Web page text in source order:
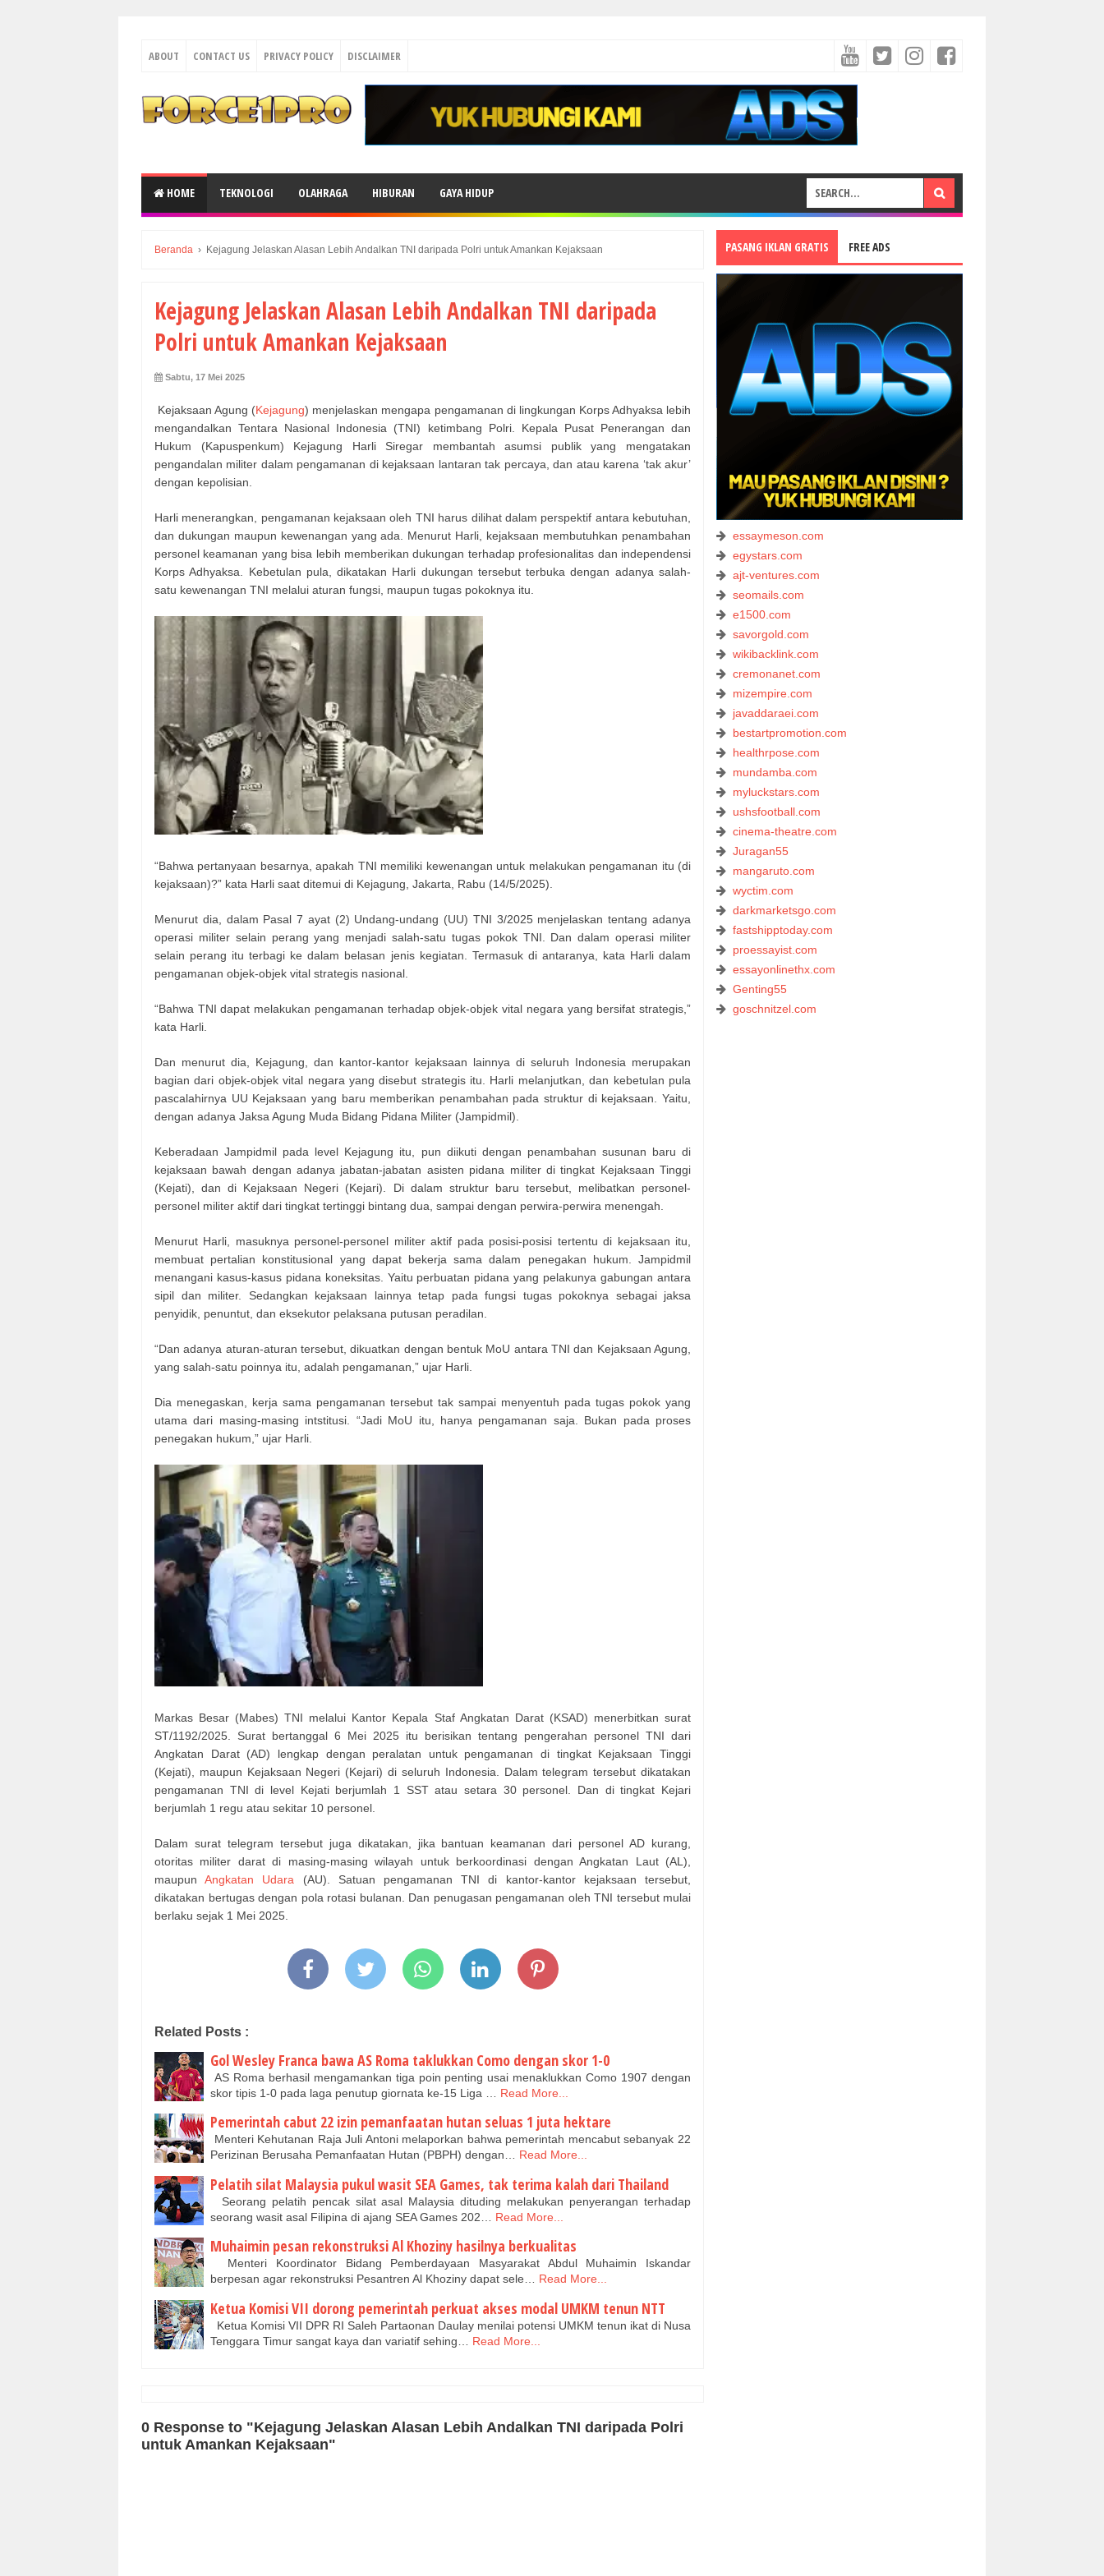
ABOUT CONTACT US PRIVACY POLICY DISCLAIMER
HOME TEKNOLOGI OLAHRAGA HIBURAN GAYA HIDUP
Beranda › Kejagung Jelaskan Alasan Lebih Andalkan TNI daripada Polri untuk Amankan Kejaksaan
Kejagung Jelaskan Alasan Lebih Andalkan TNI daripada
Polri untuk Amankan Kejaksaan
Sabtu, 17 Mei 2025
Kejaksaan Agung (Kejagung) menjelaskan mengapa pengamanan di lingkungan Korps Adhyaksa lebih
mengandalkan Tentara Nasional Indonesia (TNI) ketimbang Polri. Kepala Pusat Penerangan dan
Hukum (Kapuspenkum) Kejagung Harli Siregar membantah asumsi publik yang mengatakan
pengandalan militer dalam pengamanan di kejaksaan lantaran tak percaya, dan atau karena ‘tak akur’
dengan kepolisian.
Harli menerangkan, pengamanan kejaksaan oleh TNI harus dilihat dalam perspektif antara kebutuhan,
dan dukungan maupun kewenangan yang ada. Menurut Harli, kejaksaan membutuhkan penambahan
personel keamanan yang bisa lebih memberikan dukungan terhadap profesionalitas dan independensi
Korps Adhyaksa. Kebetulan pula, dikatakan Harli dukungan tersebut terbuka dengan adanya salah-
satu kewenangan TNI melalui aturan fungsi, maupun tugas pokoknya itu.
“Bahwa pertanyaan besarnya, apakah TNI memiliki kewenangan untuk melakukan pengamanan itu (di
kejaksaan)?” kata Harli saat ditemui di Kejagung, Jakarta, Rabu (14/5/2025).
Menurut dia, dalam Pasal 7 ayat (2) Undang-undang (UU) TNI 3/2025 menjelaskan tentang adanya
operasi militer selain perang yang menjadi salah-satu tugas pokok TNI. Dan dalam operasi militer
selain perang itu terbagi ke dalam belasan jenis kegiatan. Termasuk di antaranya, kata Harli dalam
pengamanan objek-objek vital strategis nasional.
“Bahwa TNI dapat melakukan pengamanan terhadap objek-objek vital negara yang bersifat strategis,”
kata Harli.
Dan menurut dia, Kejagung, dan kantor-kantor kejaksaan lainnya di seluruh Indonesia merupakan
bagian dari objek-objek vital negara yang disebut strategis itu. Harli melanjutkan, dan kebetulan pula
pascalahirnya UU Kejaksaan yang baru memberikan penambahan pada struktur di kejaksaan. Yaitu,
dengan adanya Jaksa Agung Muda Bidang Pidana Militer (Jampidmil).
Keberadaan Jampidmil pada level Kejagung itu, pun diikuti dengan penambahan susunan baru di
kejaksaan bawah dengan adanya jabatan-jabatan asisten pidana militer di tingkat Kejaksaan Tinggi
(Kejati), dan di Kejaksaan Negeri (Kejari). Di dalam struktur baru tersebut, melibatkan personel-
personel militer aktif dari tingkat tertinggi bintang dua, sampai dengan perwira-perwira menengah.
Menurut Harli, masuknya personel-personel militer aktif pada posisi-posisi tertentu di kejaksaan itu,
membuat pertalian konstitusional yang dapat bekerja sama dalam penegakan hukum. Jampidmil
menangani kasus-kasus pidana koneksitas. Yaitu perbuatan pidana yang pelakunya gabungan antara
sipil dan militer. Sedangkan kejaksaan lainnya tetap pada fungsi tugas pokoknya sebagai jaksa
penyidik, penuntut, dan eksekutor pelaksana putusan peradilan.
“Dan adanya aturan-aturan tersebut, dikuatkan dengan bentuk MoU antara TNI dan Kejaksaan Agung,
yang salah-satu poinnya itu, adalah pengamanan,” ujar Harli.
Dia menegaskan, kerja sama pengamanan tersebut tak sampai menyentuh pada tugas pokok yang
utama dari masing-masing intstitusi. “Jadi MoU itu, hanya pengamanan saja. Bukan pada proses
penegakan hukum,” ujar Harli.
Markas Besar (Mabes) TNI melalui Kantor Kepala Staf Angkatan Darat (KSAD) menerbitkan surat
ST/1192/2025. Surat bertanggal 6 Mei 2025 itu berisikan tentang pengerahan personel TNI dari
Angkatan Darat (AD) lengkap dengan peralatan untuk pengamanan di tingkat Kejaksaan Tinggi
(Kejati), maupun Kejaksaan Negeri (Kejari) di seluruh Indonesia. Dalam telegram tersebut dikatakan
pengamanan TNI di level Kejati berjumlah 1 SST atau setara 30 personel. Dan di tingkat Kejari
berjumlah 1 regu atau sekitar 10 personel.
Dalam surat telegram tersebut juga dikatakan, jika bantuan keamanan dari personel AD kurang,
otoritas militer darat di masing-masing wilayah untuk berkoordinasi dengan Angkatan Laut (AL),
maupunAngkatan Udara (AU). Satuan pengamanan TNI di kantor-kantor kejaksaan tersebut,
dikatakan bertugas dengan pola rotasi bulanan. Dan penugasan pengamanan oleh TNI tersebut mulai
berlaku sejak 1 Mei 2025.
Related Posts :
Gol Wesley Franca bawa AS Roma taklukkan Como dengan skor 1-0
AS Roma berhasil mengamankan tiga poin penting usai menaklukkan Como 1907 dengan
skor tipis 1-0 pada laga penutup giornata ke-15 Liga …
Read More...
Pemerintah cabut 22 izin pemanfaatan hutan seluas 1 juta hektare
Menteri Kehutanan Raja Juli Antoni melaporkan bahwa pemerintah mencabut sebanyak 22
Perizinan Berusaha Pemanfaatan Hutan (PBPH) dengan…
Read More...
Pelatih silat Malaysia pukul wasit SEA Games, tak terima kalah dari Thailand
Seorang pelatih pencak silat asal Malaysia dituding melakukan penyerangan terhadap
seorang wasit asal Filipina di ajang SEA Games 202…
Read More...
Muhaimin pesan rekonstruksi Al Khoziny hasilnya berkualitas
Menteri Koordinator Bidang Pemberdayaan Masyarakat Abdul Muhaimin Iskandar
berpesan agar rekonstruksi Pesantren Al Khoziny dapat sele…
Read More...
Ketua Komisi VII dorong pemerintah perkuat akses modal UMKM tenun NTT
Ketua Komisi VII DPR RI Saleh Partaonan Daulay menilai potensi UMKM tenun ikat di Nusa
Tenggara Timur sangat kaya dan variatif sehing…
Read More...
0 Response to "Kejagung Jelaskan Alasan Lebih Andalkan TNI daripada Polri
untuk Amankan Kejaksaan"
PASANG IKLAN GRATIS FREE ADS
essaymeson.com
egystars.com
ajt-ventures.com
seomails.com
e1500.com
savorgold.com
wikibacklink.com
cremonanet.com
mizempire.com
javaddaraei.com
bestartpromotion.com
healthrpose.com
mundamba.com
myluckstars.com
ushsfootball.com
cinema-theatre.com
Juragan55
mangaruto.com
wyctim.com
darkmarketsgo.com
fastshipptoday.com
proessayist.com
essayonlinethx.com
Genting55
goschnitzel.com